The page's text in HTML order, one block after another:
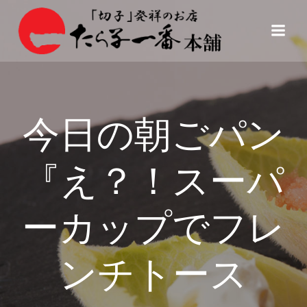
コ
ン
テ
キ
ッ
プ
今日の朝ごパン
『え？！スーパ
ーカップでフレ
ンチトース